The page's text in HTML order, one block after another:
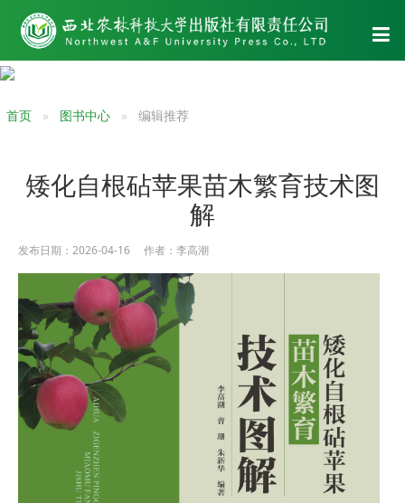
首页 图书中心 编辑推荐
矮化自根砧苹果苗木繁育技术图
解
发布日期：2026-04-16 作者：李高潮